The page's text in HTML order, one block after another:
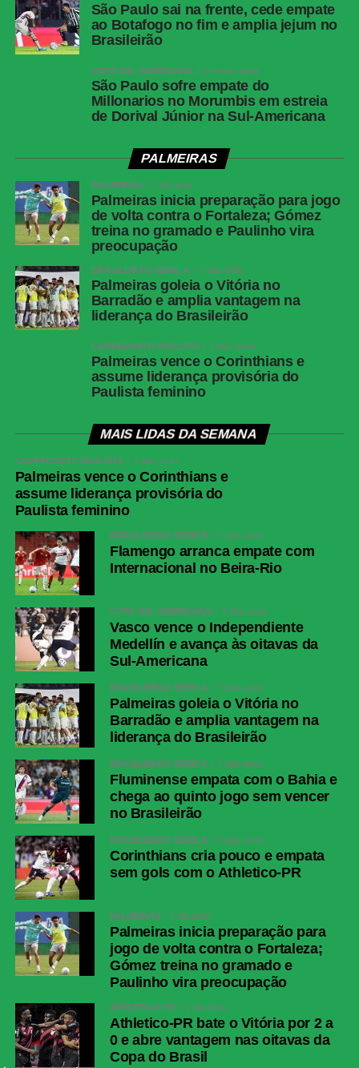
São Paulo sai na frente, cede empate
ao Botafogo no fim e amplia jejum no
Brasileirão
COPA SUL-AMERICANA 3 meses atrás
São Paulo sofre empate do
Millonarios no Morumbis em estreia
de Dorival Júnior na Sul-Americana
PALMEIRAS
PALMEIRAS 1 dia atrás
Palmeiras inicia preparação para jogo
de volta contra o Fortaleza; Gómez
treina no gramado e Paulinho vira
preocupação
BRASILEIRÃO SÉRIE A 7 dias atrás
Palmeiras goleia o Vitória no
Barradão e amplia vantagem na
liderança do Brasileirão
CAMPEONATO PAULISTA 7 dias atrás
Palmeiras vence o Corinthians e
assume liderança provisória do
Paulista feminino
MAIS LIDAS DA SEMANA
CAMPEONATO PAULISTA 7 dias atrás
Palmeiras vence o Corinthians e
assume liderança provisória do
Paulista feminino
BRASILEIRÃO SÉRIE A 7 dias atrás
Flamengo arranca empate com
Internacional no Beira-Rio
COPA SUL-AMERICANA 7 dias atrás
Vasco vence o Independiente
Medellín e avança às oitavas da
Sul-Americana
BRASILEIRÃO SÉRIE A 7 dias atrás
Palmeiras goleia o Vitória no
Barradão e amplia vantagem na
liderança do Brasileirão
BRASILEIRÃO SÉRIE A 7 dias atrás
Fluminense empata com o Bahia e
chega ao quinto jogo sem vencer
no Brasileirão
BRASILEIRÃO SÉRIE A 6 dias atrás
Corinthians cria pouco e empata
sem gols com o Athletico-PR
PALMEIRAS 1 dia atrás
Palmeiras inicia preparação para
jogo de volta contra o Fortaleza;
Gómez treina no gramado e
Paulinho vira preocupação
ATHLETICO-PR 1 dia atrás
Athletico-PR bate o Vitória por 2 a
0 e abre vantagem nas oitavas da
Copa do Brasil